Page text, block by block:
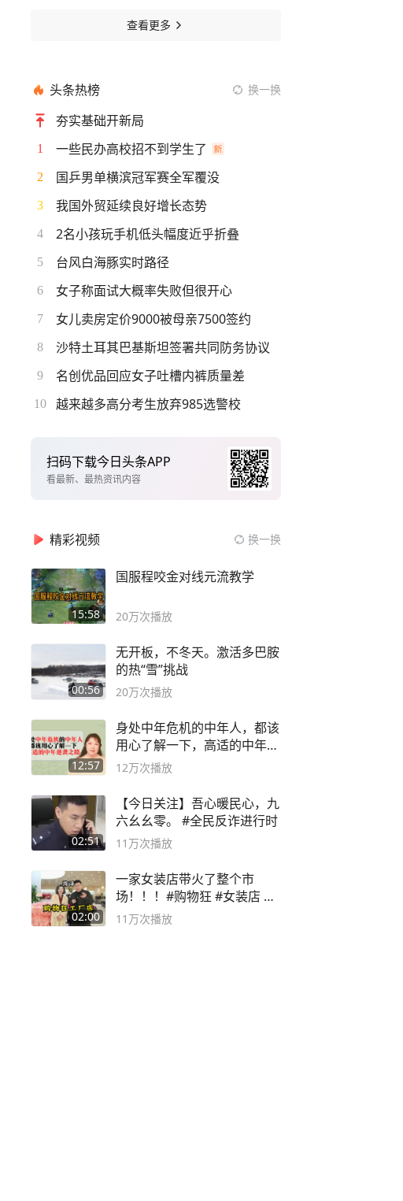
查看更多
头条热榜 换一换
夯实基础开新局
1 一些民办高校招不到学生了
2 国乒男单横滨冠军赛全军覆没
3 我国外贸延续良好增长态势
4 2名小孩玩手机低头幅度近乎折叠
5 台风白海豚实时路径
6 女子称面试大概率失败但很开心
7 女儿卖房定价9000被母亲7500签约
8 沙特土耳其巴基斯坦签署共同防务协议
9 名创优品回应女子吐槽内裤质量差
10 越来越多高分考生放弃985选警校
扫码下载今日头条APP
看最新、最热资讯内容
精彩视频 换一换
15:58
国服程咬金对线元流教学
20万次播放
00:56
无开板，不冬天。激活多巴胺
的热“雪”挑战
20万次播放
12:57
身处中年危机的中年人，都该
用心了解一下，高适的中年逆
袭之路
12万次播放
02:51
【今日关注】吾心暖民心，九
六幺幺零。 #全民反诈进行时
11万次播放
02:00
一家女装店带火了整个市
场！！！#购物狂 #女装店 #
高品质女装
11万次播放